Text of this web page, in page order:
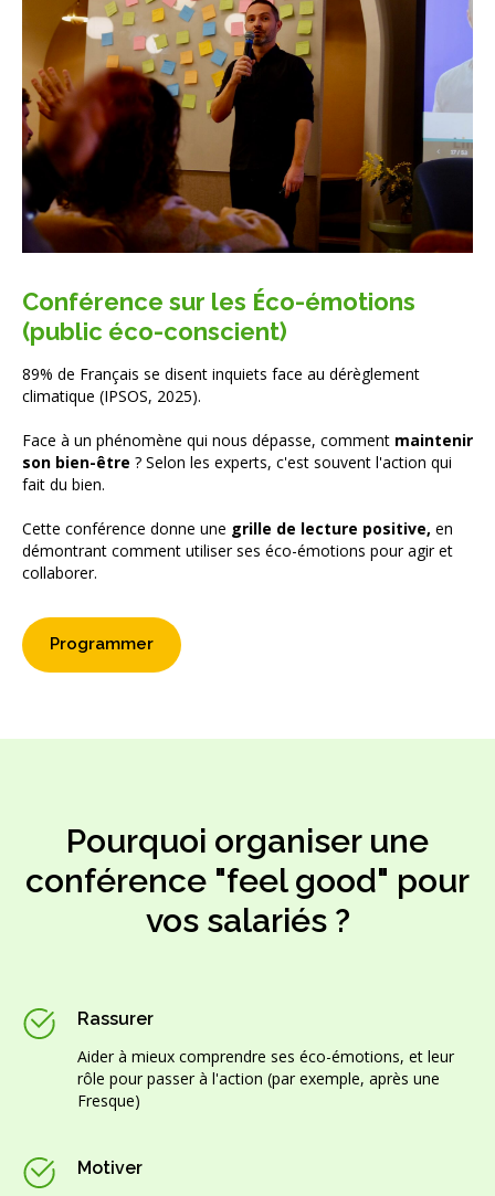
Conférence sur les Éco-émotions
(public éco-conscient)
89% de Français se disent inquiets face au dérèglement
climatique (IPSOS, 2025).
Face à un phénomène qui nous dépasse, comment maintenir
son bien-être ? Selon les experts, c'est souvent l'action qui
fait du bien.
Cette conférence donne une grille de lecture positive, en
démontrant comment utiliser ses éco-émotions pour agir et
collaborer.
Programmer
Pourquoi organiser une
conférence "feel good" pour
vos salariés ?
Rassurer
Aider à mieux comprendre ses éco-émotions, et leur
rôle pour passer à l'action (par exemple, après une
Fresque)
Motiver